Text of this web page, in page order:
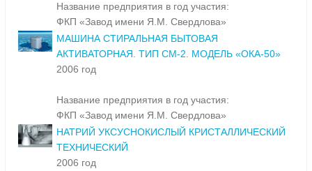
Название предприятия в год участия:
ФКП «Завод имени Я.М. Свердлова»
МАШИНА СТИРАЛЬНАЯ БЫТОВАЯ
АКТИВАТОРНАЯ. ТИП СМ-2. МОДЕЛЬ «ОКА-50»
2006 год
Название предприятия в год участия:
ФКП «Завод имени Я.М. Свердлова»
НАТРИЙ УКСУСНОКИСЛЫЙ КРИСТАЛЛИЧЕСКИЙ
ТЕХНИЧЕСКИЙ
2006 год